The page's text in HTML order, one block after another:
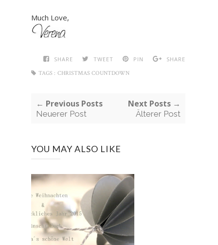
Much Love,
SHARE TWEET PIN
SHARE
TAGS : CHRISTMAS COUNTDOWN
← Previous Posts
Neuerer Post
Next Posts →
Älterer Post
YOU MAY ALSO LIKE